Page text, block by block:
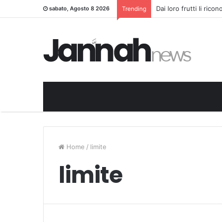
sabato, Agosto 8 2026 Trending Dai loro frutti li
Home / limite
limite